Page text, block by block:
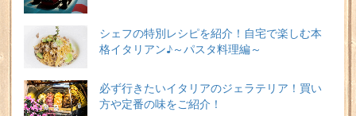
シェフの特別レシピを紹介！自宅で楽しむ本
格イタリアン♪～パスタ料理編～
必ず行きたいイタリアのジェラテリア！買い
方や定番の味をご紹介！